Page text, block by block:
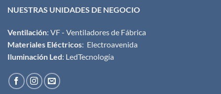
NUESTRAS UNIDADES DE NEGOCIO
Ventilación: VF - Ventiladores de Fábrica
Materiales Eléctricos: Electroavenida
Iluminación Led: LedTecnología